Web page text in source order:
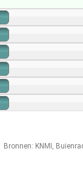
Bronnen: KNMI ,